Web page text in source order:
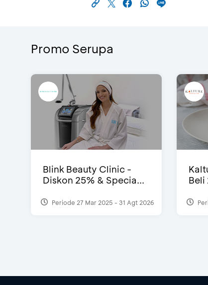
Promo Serupa
Blink Beauty Clinic -
Diskon 25% & Specia...
Periode 27 Mar 2025 - 31 Agt 2026
Beli